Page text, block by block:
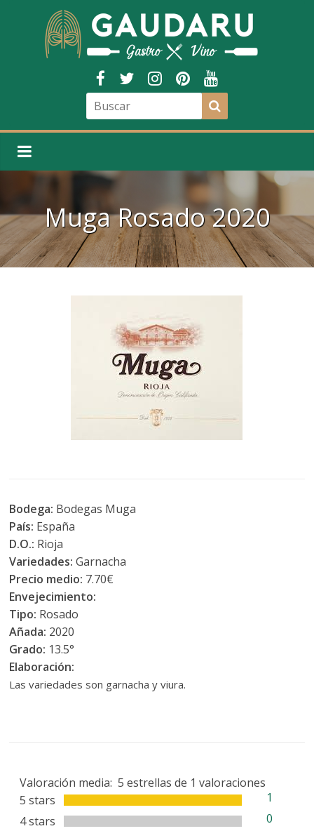
Muga Rosado 2020
Bodega: Bodegas Muga
País: España
D.O.: Rioja
Variedades: Garnacha
Precio medio: 7.70€
Envejecimiento:
Tipo: Rosado
Añada: 2020
Grado: 13.5°
Elaboración:
Las variedades son garnacha y viura.
Valoración media:
5 stars
1
4 stars
0
5 estrellas de 1 valoraciones